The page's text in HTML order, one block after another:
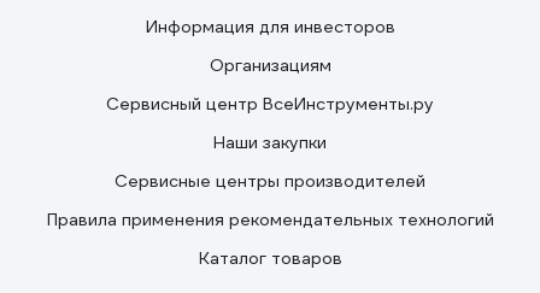
Информация для инвесторов
Организациям
Сервисный центр ВсеИнструменты.ру
Наши закупки
Сервисные центры производителей
Правила применения рекомендательных технологий
Каталог товаров